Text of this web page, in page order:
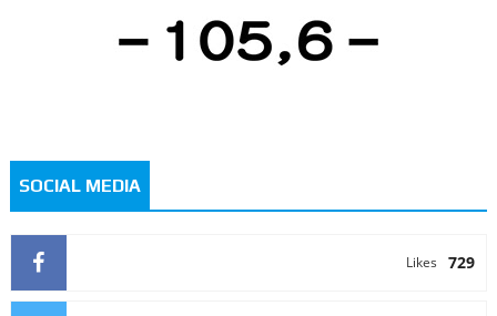
SOCIAL MEDIA
729
Likes